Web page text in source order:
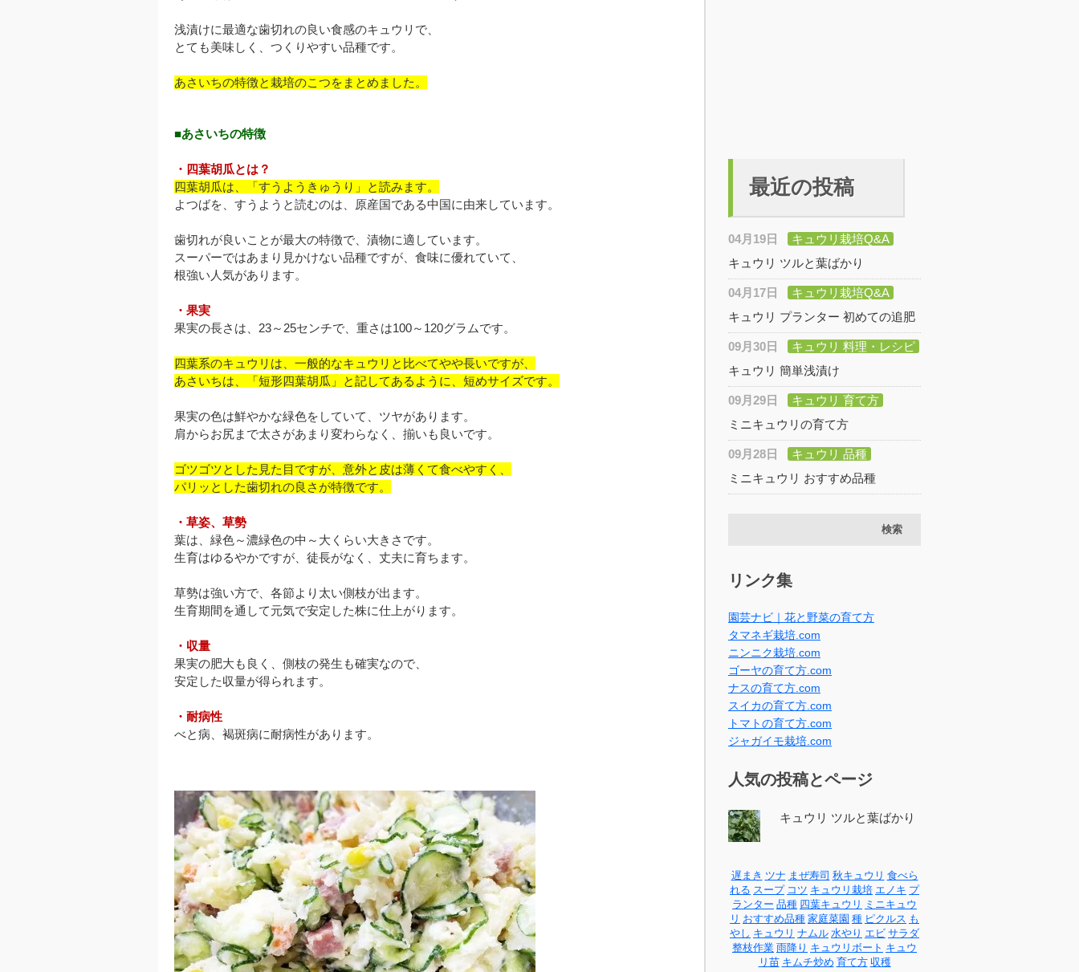
浅漬けに最適な歯切れの良い食感のキュウリで、
とても美味しく、つくりやすい品種です。
あさいちの特徴と栽培のこつをまとめました。
■あさいちの特徴
・四葉胡瓜とは？
四葉胡瓜は、「すうようきゅうり」と読みます。
よつばを、すうようと読むのは、原産国である中国に由来しています。
歯切れが良いことが最大の特徴で、漬物に適しています。
スーパーではあまり見かけない品種ですが、食味に優れていて、
根強い人気があります。
・果実
果実の長さは、23～25センチで、重さは100～120グラムです。
四葉系のキュウリは、一般的なキュウリと比べてやや長いですが、
あさいちは、「短形四葉胡瓜」と記してあるように、短めサイズです。
果実の色は鮮やかな緑色をしていて、ツヤがあります。
肩からお尻まで太さがあまり変わらなく、揃いも良いです。
ゴツゴツとした見た目ですが、意外と皮は薄くて食べやすく、
パリッとした歯切れの良さが特徴です。
・草姿、草勢
葉は、緑色～濃緑色の中～大くらい大きさです。
生育はゆるやかですが、徒長がなく、丈夫に育ちます。
草勢は強い方で、各節より太い側枝が出ます。
生育期間を通して元気で安定した株に仕上がります。
・収量
果実の肥大も良く、側枝の発生も確実なので、
安定した収量が得られます。
・耐病性
べと病、褐斑病に耐病性があります。
最近の投稿
04月19日
キュウリ栽培Q&A
キュウリ ツルと葉ばかり
04月17日
キュウリ栽培Q&A
キュウリ プランター 初めての追肥
09月30日
キュウリ 料理・レシピ
キュウリ 簡単浅漬け
09月29日
キュウリ 育て方
ミニキュウリの育て方
09月28日
キュウリ 品種
ミニキュウリ おすすめ品種
リンク集
園芸ナビ｜花と野菜の育て方
タマネギ栽培.com
ニンニク栽培.com
ゴーヤの育て方.com
ナスの育て方.com
スイカの育て方.com
トマトの育て方.com
ジャガイモ栽培.com
人気の投稿とページ
キュウリ ツルと葉ばかり
遅まき ツナ まぜ寿司 秋キュウリ 食べら
れる スープ コツ キュウリ栽培 エノキ プ
ランター 品種 四葉キュウリ ミニキュウ
リ おすすめ品種 家庭菜園 種 ピクルス も
やし キュウリ ナムル 水やり エビ サラダ
整枝作業 雨降り キュウリボート キュウ
リ苗 キムチ炒め 育て方 収穫